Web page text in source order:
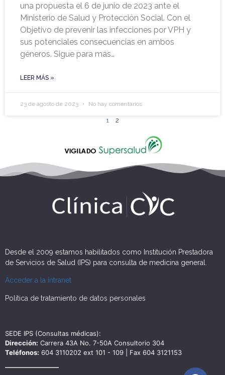
una propuesta el 6 de junio de 2023 ante el
Ministerio de Salud y Protección Social. Con el
Objetivo de prevenir las infecciones por VPH y
sus potenciales consecuencias en ambos
géneros. Sigue para más…
LEER MÁS »
23 de agosto de 2023 No hay comentarios
1 2
Desde el 2009 estamos habilitados como Institución Prestadora
de Servicios de Salud (IPS) para consulta de medicina general.
Acceder a la intranet
Política de tratamiento de datos personales
SEDE IPS (Consultas médicas):
Dirección: Carrera 43A No. 7-50A Consultorio 304
Teléfonos: 604 3110202 ext 101 - 109 | Fax 604 3121153